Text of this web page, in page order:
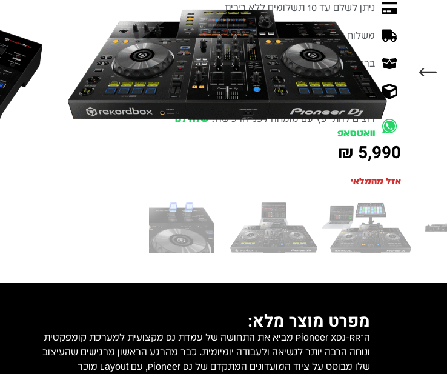
ניתן לשלם עד 10 תשלומים ללא ריבית
משלוח מהיר - זמן אספקה בין 3-5 ימי עסקים
ברכישה מעל 700 ש״ח - המשלוח חינם
איסוף עצמי מהיר - מקוה ישראל 6 ת״א
רוצים להתייעץ עם מומחה לפני הרכישה?שלח לנו
וואטסאפ
₪ 5,990
אזל מהמלאי
מפרט מוצר מלא:
ה־Pioneer XDJ-RR מביא את התחושה של עמדת DJ מקצועית למערכת קומפקטית
ונוחה הרבה יותר לנשיאה ולעבודה יומיומית. כבר מהרגע הראשון מרגישים שהעיצוב
שלו מבוסס על ציוד המועדונים המתקדם של Pioneer DJ, עם Layout מוכר